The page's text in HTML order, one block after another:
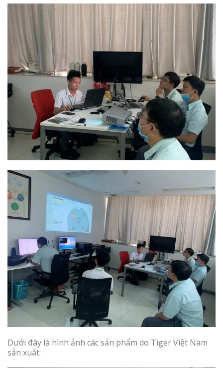
Dưới đây là hình ảnh các sản phẩm do Tiger Việt Nam
sản xuất: